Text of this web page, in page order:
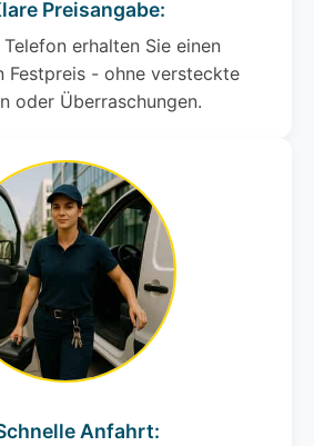
Preisangabe:
erhalten Sie einen
Festpreis - ohne versteckte
oder Überraschungen.
Anfahrt: